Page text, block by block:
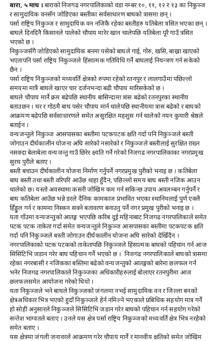
बारा, ५ माघ ।बाराको निजगढ नगरपालिकाको वडा नम्बर १०, ११, १२ र १३ का निकुञ्ज
र सामुदायिक वनसँग जोडिएका बस्तीका सर्वसाधारण बाघको त्रासमा छन् ।
पर्सा राष्ट्रिय निकुञ्ज र सामुदायिक वन नजिकै रहेका बस्तीहरु यतिबेला त्रसित भएका छन् ।
बाघले दिनदिनै किसानले पालेको चौपाय मारेर खान थालेपछि यतिबेला पूरै गाउँ त्रसित
भएको छ ।
निकुञ्जसँगै जोडिएको सामुदायिक बनमा पसेको बाघले गाई, गोरु, खसि, बाख्रा खाएको
भएतापनि पर्सा राष्ट्रिय निकुञ्जले हिंसात्मक गतिविधि गर्ने बाघलाई नियन्त्रण गर्न सकेको
छैन ।
पर्सा राष्ट्रिय निकुञ्जको मध्यवर्ति क्षेत्रको रुपमा रहेको रतनपुर र लालगाउँमा पछिल्लो
समयमा मात्रै बाघले खाएर चार दर्जनभन्दा बढी चौपाय मारिसकेको छ ।
बाघले चौपाय मार्ने क्रम बढेपछि स्थानीय बासिन्दामा त्रास बढेको रतनपुरका स्थानीय
बताउछन । घर र गोठमै बाघ पसेर चौपाय मार्न थालेपछि स्थानीयमा त्रास बढेको र बाघको
आक्रमण बढेपछि सर्वसाधारणले समेत असुरक्षित महशुस गर्न थालेको नयन कुमारी श्रेष्ठले
बताईन ।
वन्यजन्तुले निकुञ्ज आसपासका बस्तीमा पटकपटक क्षति गर्दा पनि निकुञ्जले बस्ती
जोगाउन दीर्घकालीन योजना अघि सारेको नसारेको र निकुञ्जले बस्तीलाई सुरक्षित राख्न
नसक्दा बेलाबेला वन्यजन्तु गाउँ छिरेर क्ष्यति गर्ने गरेको निजगढ नगरपालिकाका नगरप्रमुख
सुरथ पुरीले बताए ।
बस्ती बचाउन दीर्घकालीन योजना निर्माण गर्नुपर्ने नगरप्रमुख पुरीको भनाइ छ । कतिबेला
बाघ बस्ती तथा बस्ती वरिपरि आउँछ थाहा हुँदैन, पछिल्लो समय बाघ बस्ती नजिक आउन
थालेको छ। यस्तो अवस्थामा कसरी जोखिम कम गर्न सकिन्छ उपाय अवलम्बन गर्नुपर्ने र
बाघ कतिबेला आउँछ भन्ने डरले दैनिक कामकाज प्रभावित भएका स्थानियलाई पुर्ण एक्लै
हिँड्डुल गर्न र काममा निस्कन सक्ने बतावरण बनाउनु पर्ने नगर प्रमुख पुरीको भनाइ छ ।
यता गाँउमा वन्यजन्तुको आतङ्ग भएपछि करिब दुई महिनाबाट निजगढ नगरपालिकाले समेत
पटक पटक ताकेता गर्दा समेत वन्यजन्तुले निकुञ्ज आसपासका बस्तीमा पटकपटक क्षति
गर्दा पनि निकुञ्जले बस्ती जोगाउन दीर्घकालीन योजना अघि सारेको देखिँदैन ।
नगरपालिकाको पटक पटकको ताकेतापछि निकुञ्जले हिंसात्मक बाघको पहिचान गर्न आज
सिसिटिभि जडान गरेर बाघ पहिचान गर्ने भएको छ । निजगढ नगरपालिकाले बाघको त्रासमा
रहेका नगरबासी र नजिकका बस्तिमा बढेको वन्यजन्तुको आतङ्गको बारेमा छलफल गर्न
भनेर निजगढ नगरपालिकाले निकुञ्जका अधिकारीहरुलाई बोलाएर रतनपुरीमा आज
छलफलसमेत आयोजना गरेको थियो ।
यता निकुञ्जले भने बाघले निकुञ्जको जंगलमा नभई सामुदायिक वन र जिल्ला बनको
क्षेत्रअधिकार भित्र भएको हुदाँ निकुञ्जले हेर्न नमिल्ने भएकाले प्रबिधिक सहयोग मात्र गर्ने
हो सोही अनुसारले निकुञ्जले सिसिटिभि जडान गरेर बाघको पहिचान गर्न सहयोग गरेको
सन्तेश भाग्वतले बताए । उनले यस क्षेत्र पर्सा राष्ट्रिय निकुञ्जको मध्यवर्ति क्षेत्र भित्र नरहेको
समेत बताए ।
यस क्षेत्रमा जंगली जनावरले आक्रमण गरेर चौपाय मार्ने र मानवीय क्षतिको समेत जोखिम